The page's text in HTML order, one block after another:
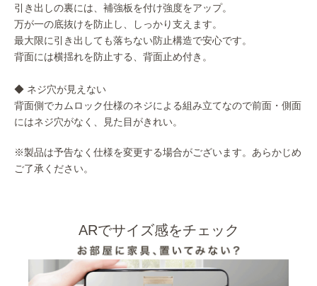
引き出しの裏には、補強板を付け強度をアップ。
万が一の底抜けを防止し、しっかり支えます。
最大限に引き出しても落ちない防止構造で安心です。
背面には横揺れを防止する、背面止め付き。
◆ ネジ穴が見えない
背面側でカムロック仕様のネジによる組み立てなので前面・側面
にはネジ穴がなく、見た目がきれい。
※製品は予告なく仕様を変更する場合がございます。あらかじめ
ご了承ください。
ARでサイズ感をチェック